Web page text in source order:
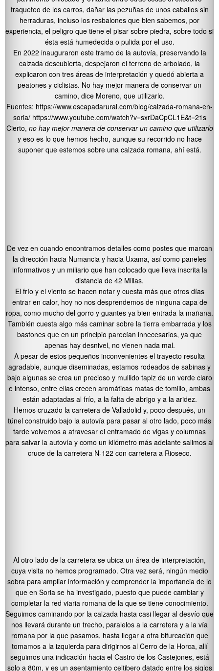
traqueteo de los carros, dañar las pezuñas de unos caballos sin
herraduras, incluso los resbalones que bien sabemos, por
experiencia, el peligro que tiene el pisar sobre piedra, sobre todo si
ésta está humedecida o pulida por el uso.
En 2022 inauguraron este tramo de la autovía, preservando la
calzada descubierta, despejaron el terreno de arbolado, la
explicaron con tres áreas de interpretación y quedó abierta a
peatones y ciclistas. No hay mejor manera de conservar un
camino, dice Moreno, que utilizarlo.
Fuentes: https://www.escapadarural.com/blog/calzada-romana-en-
soria/ https://www.youtube.com/watch?v=sxrDaCpCL1E&t=21s
Cierto, no hay mejor manera de conservar un camino que utilizarlo
y eso es lo que hemos hecho, aunque su recorrido no hace
suponer que estemos sobre una calzada romana, ahí está.
De vez en cuando encontramos detalles como postes que marcan
la dirección hacia Numancia y hacia Uxama, así como paneles
informativos y un miliario que han colocado que lleva inscrita la
distancia de 42 Millas.
El frío y el viento se hacen notar y cuesta más que otros días
entrar en calor, hoy no nos desprendemos de ninguna capa de
ropa, como mucho del gorro y guantes ya bien entrada la mañana.
También cuesta algo más caminar sobre la tierra embarrada y los
bastones que en un principio parecían innecesarios, ya que
apenas hay desnivel, no vienen nada mal.
A pesar de estos pequeños inconvenientes el trayecto resulta
agradable, aunque diseminadas, estamos rodeados de sabinas y
bajo algunas se crea un precioso y mullido tapiz de un verde claro
e intenso, entre ellas crecen aromáticas matas de tomillo, ambas
están adaptadas al frío, a la falta de abrigo y a la aridez.
Hemos cruzado la carretera de Valladolid y, poco después, un
túnel construido bajo la autovía para pasar al otro lado, poco más
tarde volvemos a atravesar el entramado de vigas y columnas
para salvar la autovía y como un kilómetro más adelante salimos al
cruce de la carretera N-122 con carretera a Rioseco.
Al otro lado de la carretera se ubica un área de interpretación,
cuya visita no hemos programado. Otra vez será, ningún medio
sobra para ampliar información y comprender la importancia de lo
que en Soria se ha investigado, puesto que puede cambiar y
completar la red viaria romana de la que se tiene conocimiento.
Seguimos caminando por la calzada hasta casi llegar al desvío que
nos llevará durante un trecho, paralelos a la carretera y a la vía
romana por la que pasamos, hasta llegar a otra bifurcación que
tomamos a la izquierda para dirigirnos al Cerro de la Horca, allí
seguimos una indicación hacia el Castro de los Castejones, está
solo a 80m, y es un asentamiento celtibero datado entre los siglos